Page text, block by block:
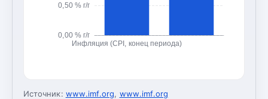
0,00 % г/г
0,50 % г/г
Инфляция (CPI, конец периода)
Источник: www.imf.org, www.imf.org